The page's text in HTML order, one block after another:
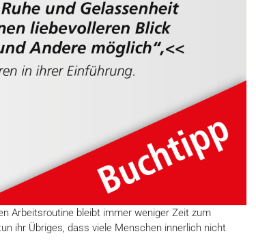
Arbeitsroutine bleibt immer weniger Zeit zum
ihr Übriges, dass viele Menschen innerlich nicht